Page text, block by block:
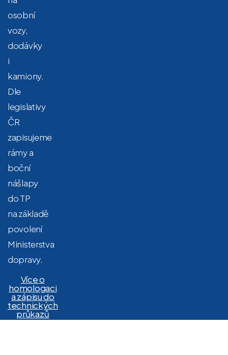
osobní
vozy,
dodávky
i
kamiony.
Dle
legislativy
ČR
zapisujeme
rámy a
boční
nášlapy
do TP
na základě
povolení
Ministerstva
dopravy.
Více o
homologaci
a zápisu do
technických
průkazů